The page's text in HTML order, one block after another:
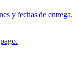
y fechas de entrega.